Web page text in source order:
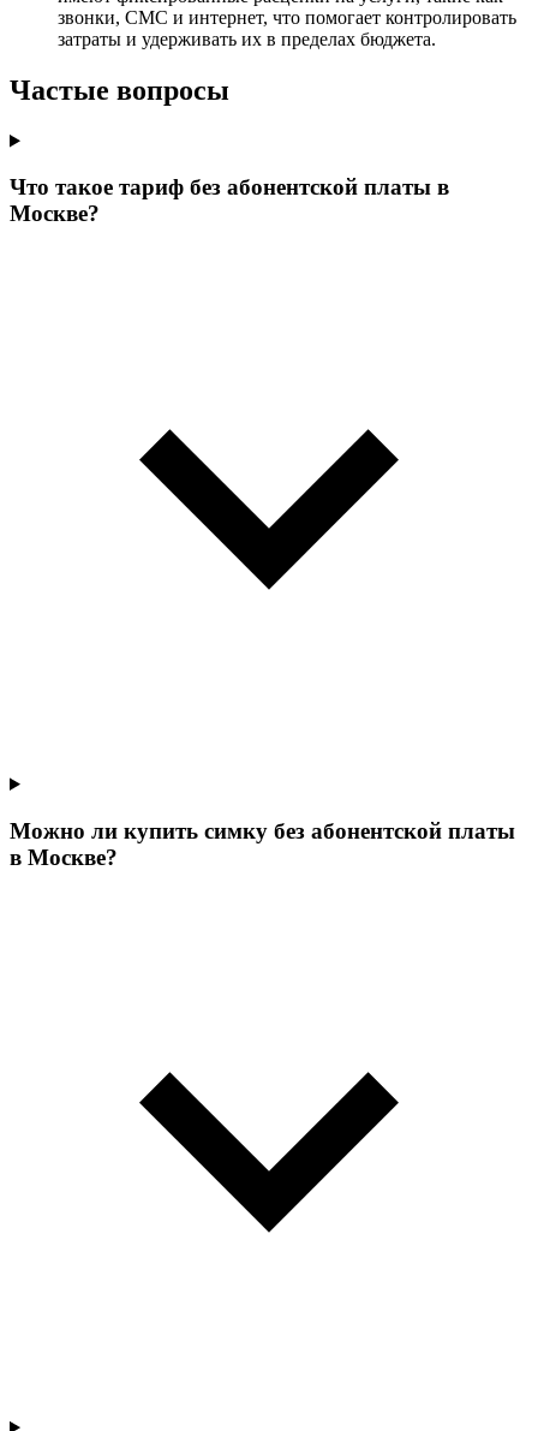
звонки, СМС и интернет, что помогает контролировать
затраты и удерживать их в пределах бюджета.
Частые вопросы
Что такое тариф без абонентской платы в
Москве?
Можно ли купить симку без абонентской платы
в Москве?